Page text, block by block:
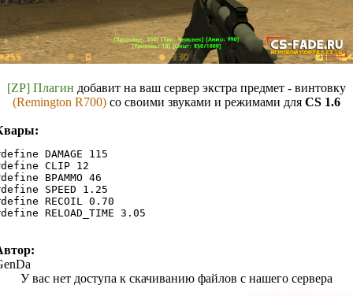
[ZP] Плагин добавит на ваш сервер экстра предмет - винтовку
(Remington R700) со своими звуками и режимами для CS 1.6
DAMAGE 115
CLIP 12
BPAMMO 46
SPEED 1.25
RECOIL 0.70
RELOAD_TIME 3.05
У вас нет доступа к скачиванию файлов с нашего сервера